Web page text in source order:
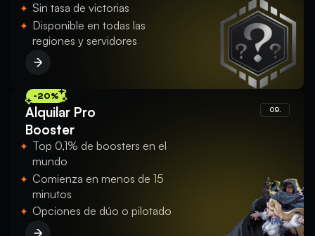
Sin tasa de victorias
Disponible en todas las
regiones y servidores
-20%
Alquilar Pro
Booster
09.
Top 0,1% de boosters en el
mundo
Comienza en menos de 15
minutos
Opciones de dúo o pilotado